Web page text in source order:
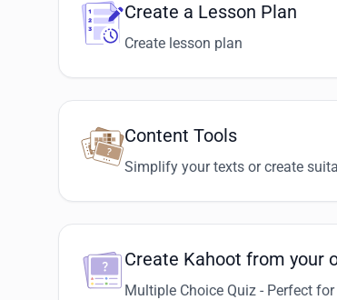
Create a Lesson Plan
Create lesson plan
Content Tools
Simplify your texts or create
Create Kahoot from your
Multiple Choice Quiz - Perfect